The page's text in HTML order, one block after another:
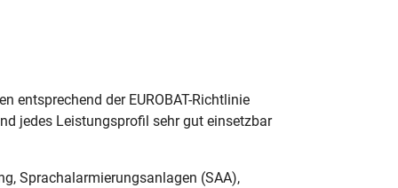
entsprechend der EUROBAT-Richtlinie
jedes Leistungsprofil sehr gut einsetzbar
Sprachalarmierungsanlagen (SAA),